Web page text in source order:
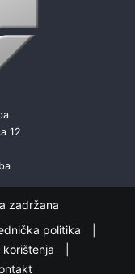
12
zadržana
politika
korištenja